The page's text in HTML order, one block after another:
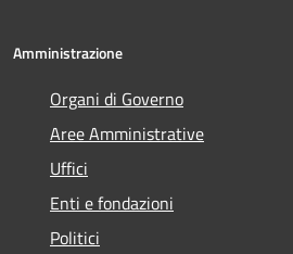
Amministrazione
Organi di Governo
Aree Amministrative
Uffici
Enti e fondazioni
Politici